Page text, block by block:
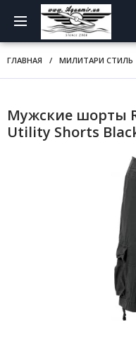
ГЛАВНАЯ / МИЛИТАРИ СТИЛЬ
Мужские шорты
Utility Shorts